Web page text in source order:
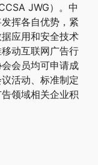
JWG）。中
挥各自优势，紧
应用和安全技术
动互联网广告行
会员均可申请成
活动、标准制定
领域相关企业积